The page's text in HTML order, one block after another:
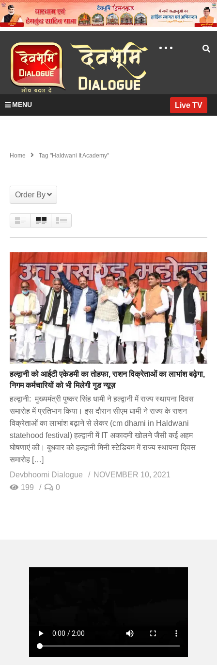
MENU Live TV
Home Tag "haldwani It Academy"
Order By
हल्द्वानी को आईटी एकेडमी का तोहफा, राशन विक्रेताओं का लाभांश बढ़ेगा,
निगम कर्मचारियों को भी मिलेगी गुड न्यूज़
हल्द्वानी: मुख्यमंत्री पुष्कर सिंह धामी ने हल्द्वानी में राज्य स्थापना दिवस
समारोह में प्रतिभाग किया। इस दौरान सीएम धामी ने राज्य के राशन
विक्रेताओं का लाभांश बढ़ाने से लेकर (cm dhami in Haldwani
statehood festival) हल्द्वानी में IT अकादमी खोलने जैसी कई अहम
घोषणाएं की। बुधवार को हल्द्वानी मिनी स्टेडियम में राज्य स्थापना दिवस
समारोह […]
Devbhoomi Dialogue
NOVEMBER 10, 2021
199
0